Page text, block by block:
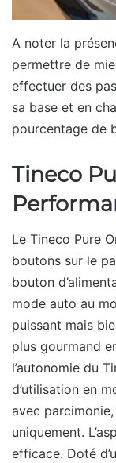
A noter la
permettre de
effectuer des
sa base et en
pourcentage de
Tineco
Le Tineco Pure
boutons sur le
bouton
mode auto au
puissant mais
plus gourmand
l’autonomie du
d’utilisation en
avec
uniquement.
efficace. Doté